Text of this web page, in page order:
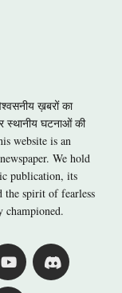
ख़बरों का
स्थानीय घटनाओं की
website is an
We hold
publication, its
the spirit of fearless
championed.